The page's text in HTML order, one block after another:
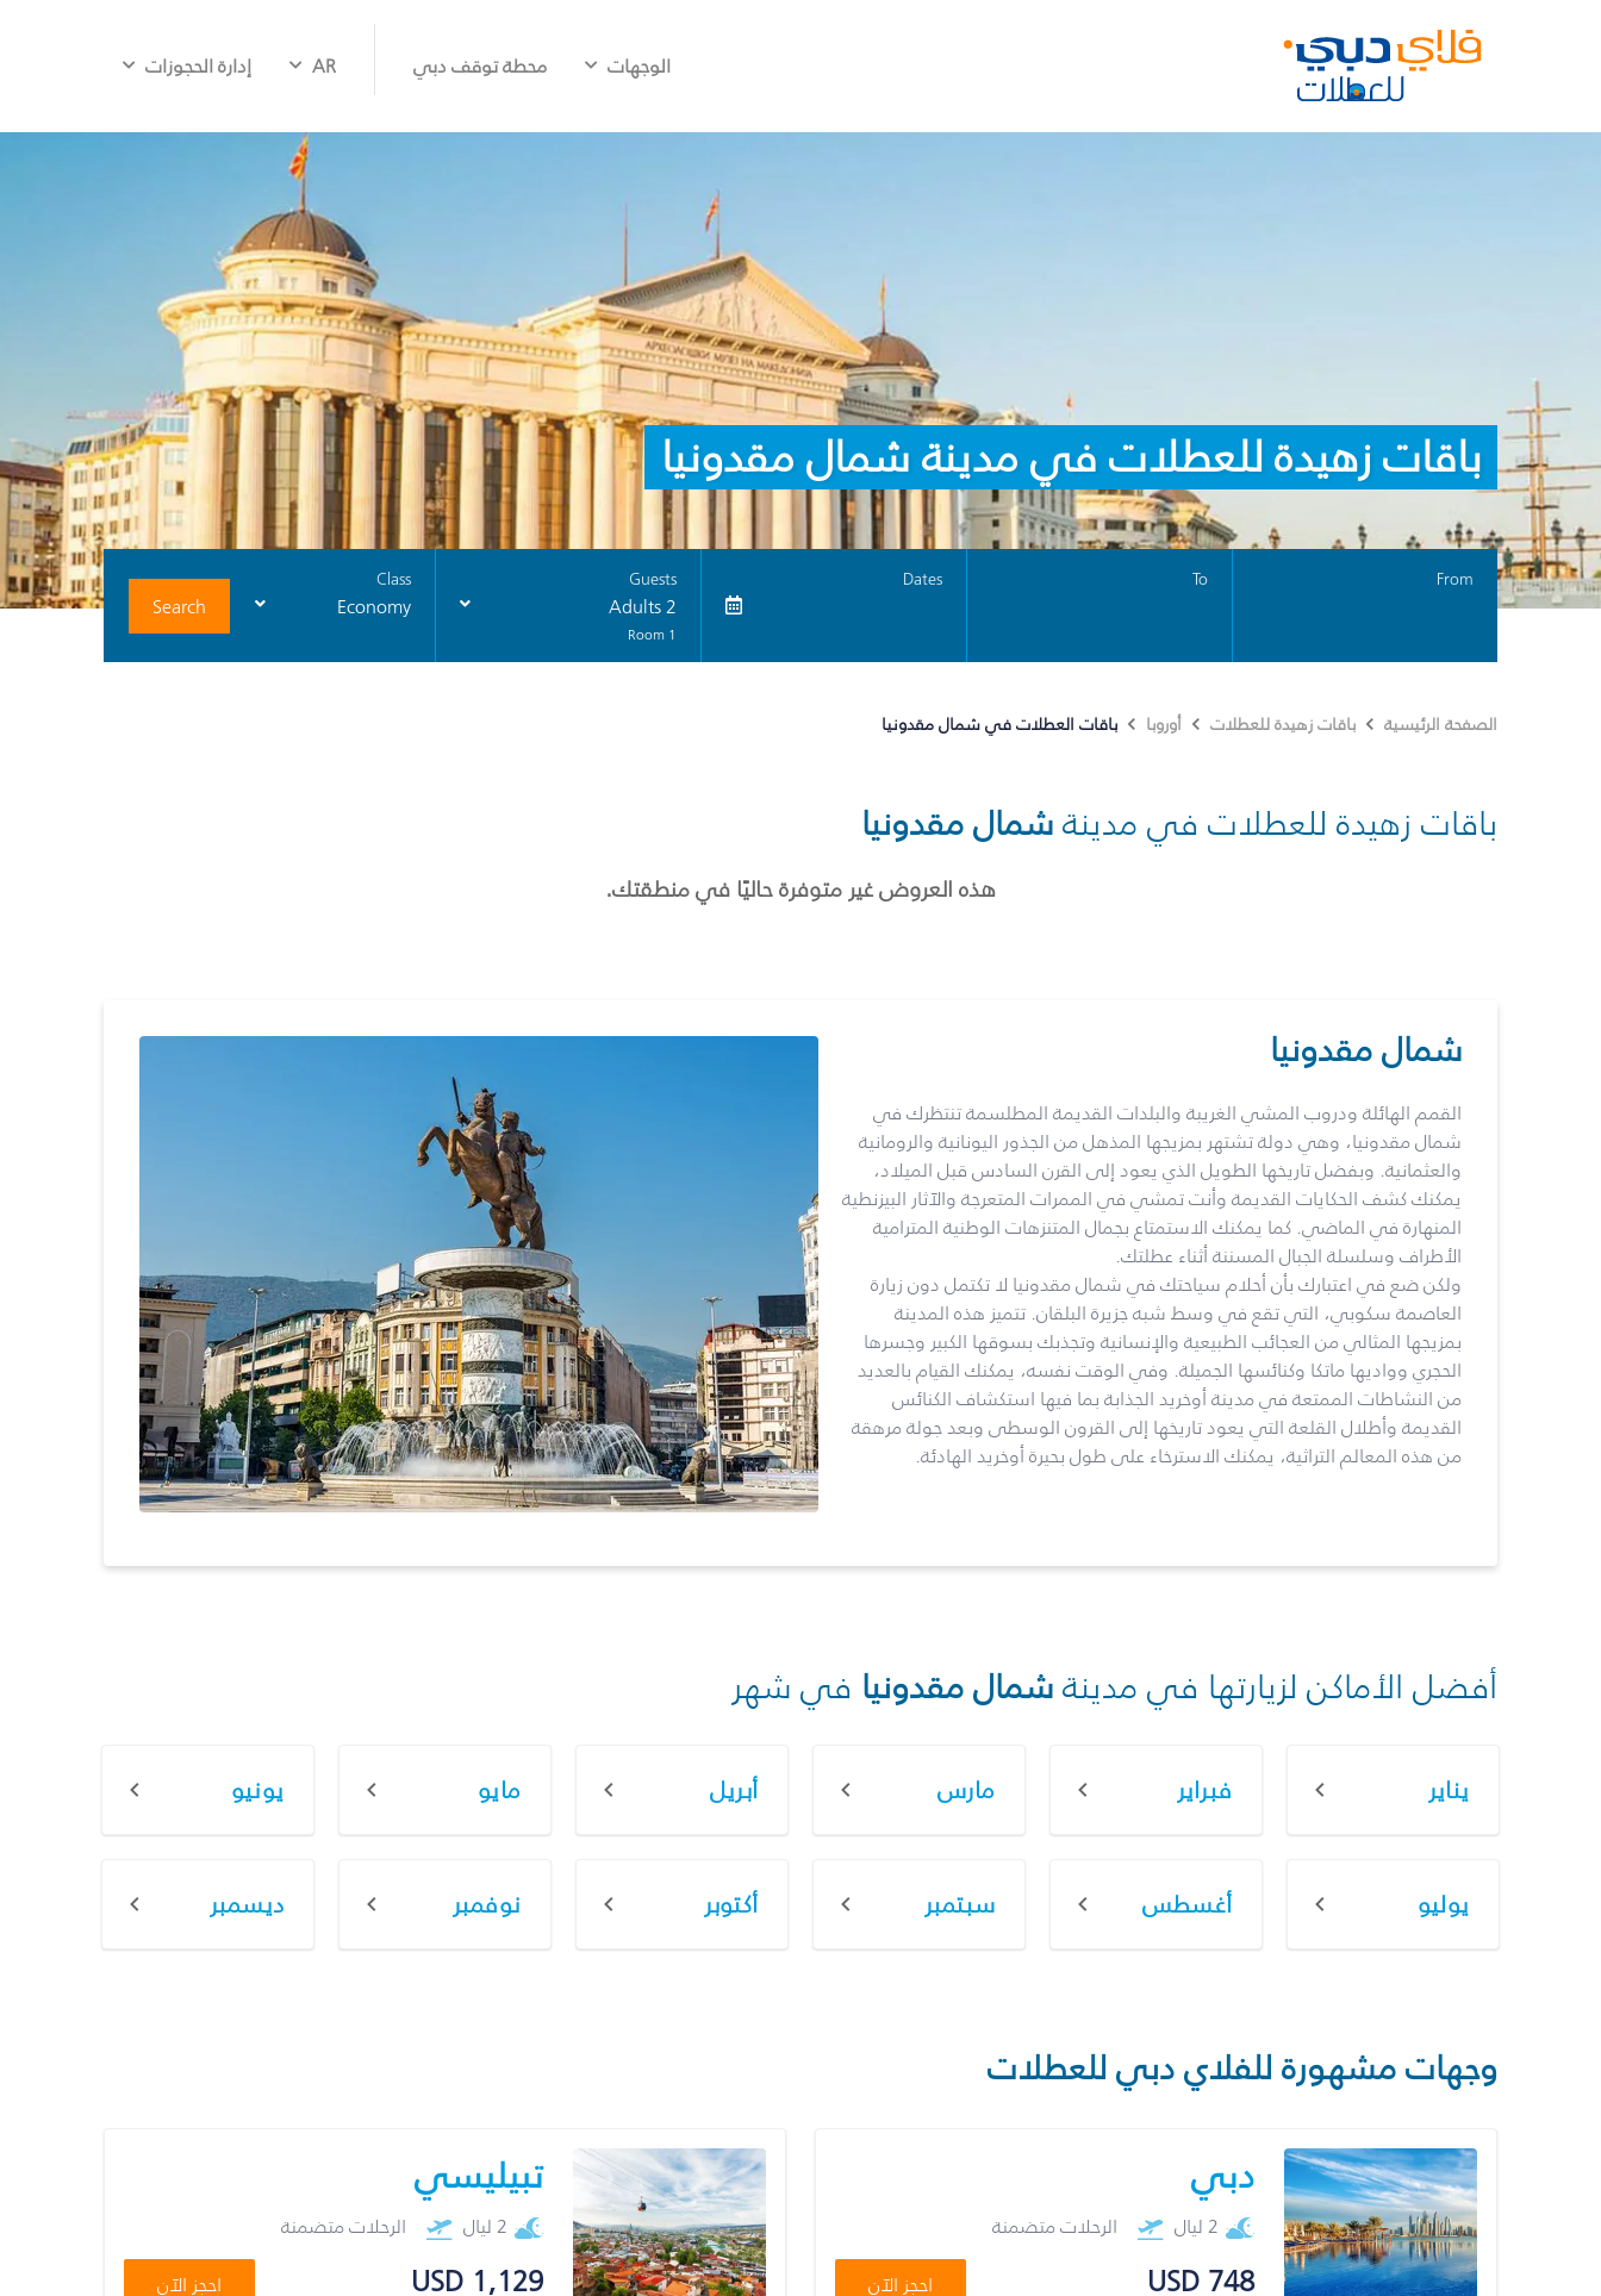
الوجهات محطة توقف دبي AR إدارة الحجوزات
باقات زهيدة للعطلات في مدينة شمال مقدونيا
From
To
Dates
Guests
2 Adults
1 Room
Class
Economy
Search
الصفحة الرئيسية باقات زهيدة للعطلات أوروبا باقات العطلات في شمال مقدونيا
باقات زهيدة للعطلات في مدينةشمال مقدونيا
هذه العروض غير متوفرة حاليًا في منطقتك.
شمال مقدونيا
القمم الهائلة ودروب المشي الغريبة والبلدات القديمة المطلسمة تنتظرك في
شمال مقدونيا، وهي دولة تشتهر بمزيجها المذهل من الجذور اليونانية والرومانية
والعثمانية. وبفضل تاريخها الطويل الذي يعود إلى القرن السادس قبل الميلاد،
يمكنك كشف الحكايات القديمة وأنت تمشي في الممرات المتعرجة والآثار البيزنطية
المنهارة في الماضي. كما يمكنك الاستمتاع بجمال المتنزهات الوطنية المترامية
الأطراف وسلسلة الجبال المسننة أثناء عطلتك.
ولكن ضع في اعتبارك بأن أحلام سياحتك في شمال مقدونيا لا تكتمل دون زيارة
العاصمة سكوبي، التي تقع في وسط شبه جزيرة البلقان. تتميز هذه المدينة
بمزيجها المثالي من العجائب الطبيعية والإنسانية وتجذبك بسوقها الكبير وجسرها
الحجري وواديها ماتكا وكنائسها الجميلة. وفي الوقت نفسه، يمكنك القيام بالعديد
من النشاطات الممتعة في مدينة أوخريد الجذابة بما فيها استكشاف الكنائس
القديمة وأطلال القلعة التي يعود تاريخها إلى القرون الوسطى وبعد جولة مرهقة
من هذه المعالم التراثية، يمكنك الاسترخاء على طول بحيرة أوخريد الهادئة.
أفضل الأماكن لزيارتها في مدينةشمال مقدونيا في شهر
يناير فبراير مارس أبريل مايو يونيو
يوليو أغسطس سبتمبر أكتوبر نوفمبر ديسمبر
وجهات مشهورة للفلاي دبي للعطلات
دبي
2 ليال الرحلات متضمنة
USD 748 احجز الآن
تبيليسي
2 ليال الرحلات متضمنة
USD 1,129 احجز الآن